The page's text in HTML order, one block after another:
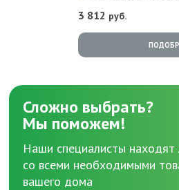
3 812 руб.
Сложно выбрать?
Мы поможем!
Наши специалисты находят
со всеми необходимыми
вашего дома